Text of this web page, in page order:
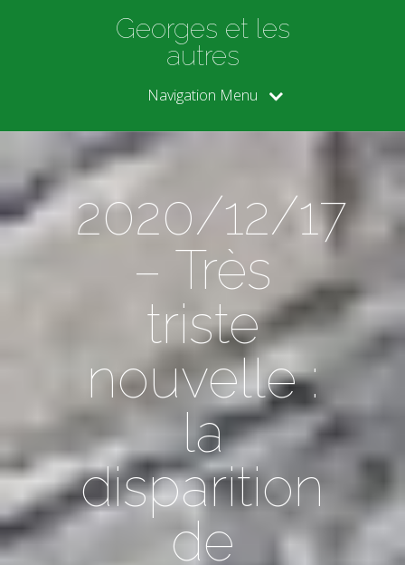
Georges et les
autres
Navigation Menu
2020/12/17
– Très
triste
nouvelle :
la
disparition
de